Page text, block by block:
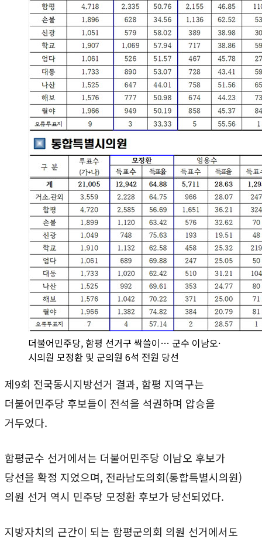
더불어민주당, 함평 선거구 싹쓸이… 군수 이남오·
시의원 모정환 및 군의원 6석 전원 당선
제9회 전국동시지방선거 결과, 함평 지역구는
더불어민주당 후보들이 전석을 석권하며 압승을
거두었다.
함평군수 선거에서는 더불어민주당 이남오 후보가
당선을 확정 지었으며, 전라남도의회(통합특별시의원)
의원 선거 역시 민주당 모정환 후보가 당선되었다.
지방자치의 근간이 되는 함평군의회 의원 선거에서도